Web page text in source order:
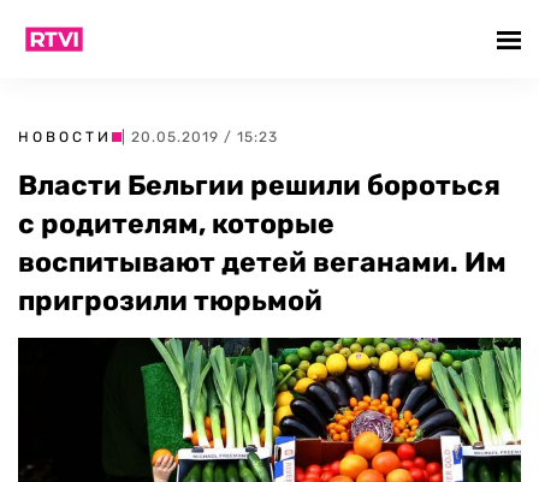
НОВОСТИ | 20.05.2019 / 15:23
Власти Бельгии решили бороться
с родителям, которые
воспитывают детей веганами. Им
пригрозили тюрьмой